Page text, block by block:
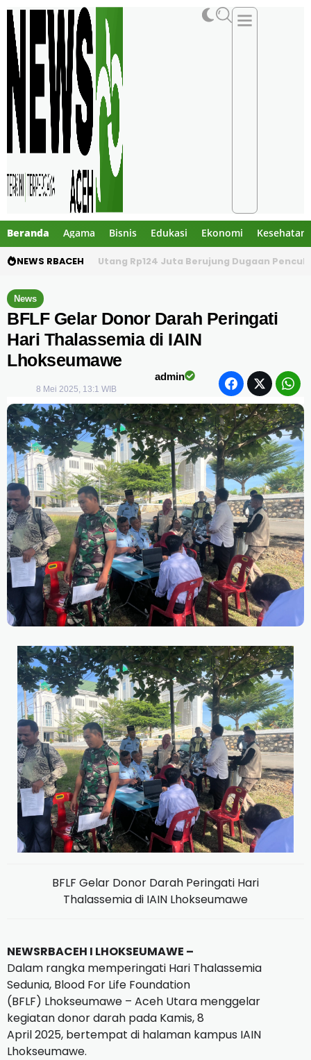
Beranda Agama Bisnis Edukasi Ekonomi Kesehatan
NEWS RBACEH Utang Rp124 Juta Berujung Dugaan
News
BFLF Gelar Donor Darah Peringati
Hari Thalassemia di IAIN
Lhokseumawe
admin
8 Mei 2025, 13:1 WIB
BFLF Gelar Donor Darah Peringati Hari
Thalassemia di IAIN Lhokseumawe
NEWSRBACEH I LHOKSEUMAWE –
Dalam rangka memperingati Hari Thalassemia
Sedunia, Blood For Life Foundation
(BFLF) Lhokseumawe – Aceh Utara menggelar
kegiatan donor darah pada Kamis, 8
April 2025, bertempat di halaman kampus IAIN
Lhokseumawe.